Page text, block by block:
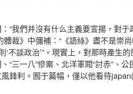
“我們并沒有什么主義要宣揚，對于
裁》中彌補：“《語絲》盡不是崇
不談政治’”。現實上，對那時產生
三一八”慘案、北洋軍閥“討赤”、公
鋒利。囿于篇幅，僅以他看待